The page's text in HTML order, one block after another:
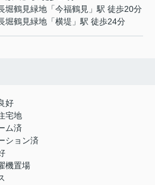
堀鶴見緑地 「今福鶴見 」駅 徒歩20分
堀鶴見緑地 「横堤 」駅 徒歩24分
好
宅地
ム済
ション済
機置場